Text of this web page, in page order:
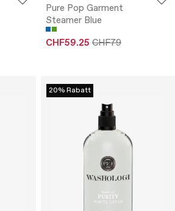
Pure Pop Garment
Steamer Blue
CHF59.25 CHF79
20% Rabatt